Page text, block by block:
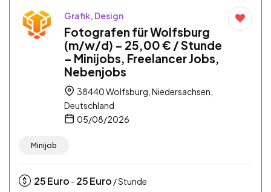
Grafik, Design
Fotografen für Wolfsburg
(m/w/d) – 25,00 € / Stunde
– Minijobs, Freelancer Jobs,
Nebenjobs
38440 Wolfsburg, Niedersachsen,
Deutschland
05/08/2026
Minijob
25Euro - 25Euro / Stunde